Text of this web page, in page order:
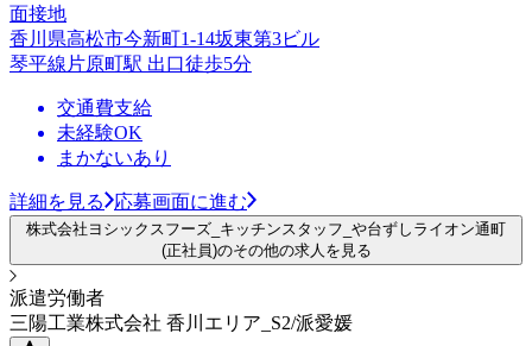
面接地
香川県高松市今新町1-14坂東第3ビル
琴平線片原町駅 出口徒歩5分
交通費支給
未経験OK
まかないあり
詳細を見る 応募画面に進む
株式会社ヨシックスフーズ_キッチンスタッフ_や台ずしライオン通町
(正社員)のその他の求人を見る
派遣労働者
三陽工業株式会社 香川エリア_S2/派愛媛